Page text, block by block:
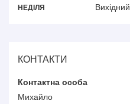
НЕДІЛЯ Вихідний
КОНТАКТИ
Михайло